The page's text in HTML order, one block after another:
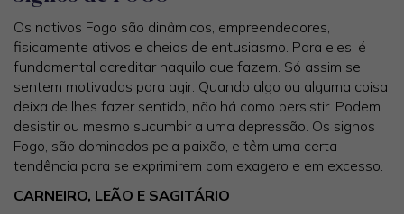
Os nativos Fogo são dinâmicos, empreendedores,
fisicamente ativos e cheios de entusiasmo. Para eles, é
fundamental acreditar naquilo que fazem. Só assim se
sentem motivadas para agir. Quando algo ou alguma coisa
deixa de lhes fazer sentido, não há como persistir. Podem
desistir ou mesmo sucumbir a uma depressão. Os signos
Fogo, são dominados pela paixão, e têm uma certa
tendência para se exprimirem com exagero e em excesso.
CARNEIRO, LEÃO E SAGITÁRIO